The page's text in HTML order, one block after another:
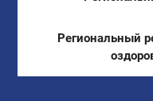
Региональный